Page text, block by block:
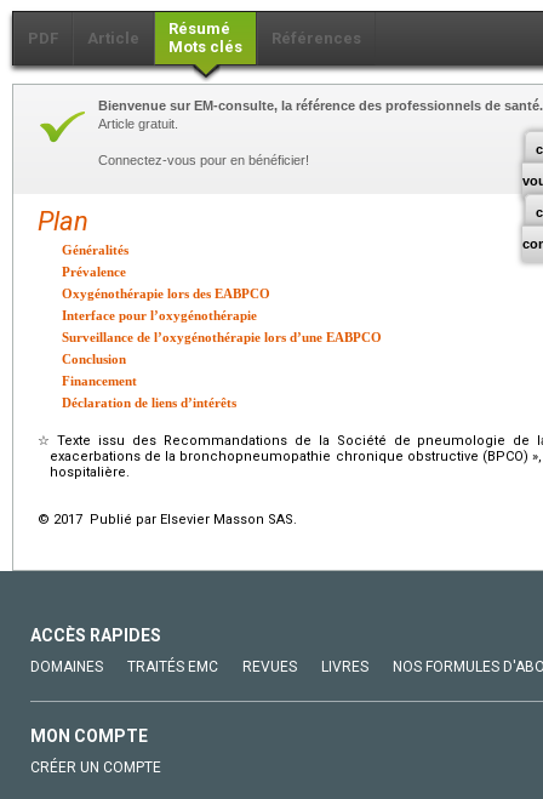
PDF Article
Résumé
Mots clés
Références
Bienvenue sur EM-consulte, la référence des professionnels de santé.
Article gratuit.
Connectez-vous pour en bénéficier!
Plan
Généralités
Prévalence
Oxygénothérapie lors des EABPCO
Interface pour l’oxygénothérapie
Surveillance de l’oxygénothérapie lors d’une EABPCO
Conclusion
Financement
Déclaration de liens d’intérêts
☆ Texte issu des Recommandations de la Société de pneumologie de
exacerbations de la bronchopneumopathie chronique obstructive (BPCO)
hospitalière.
© 2017 Publié par Elsevier Masson SAS.
ACCÈS RAPIDES
DOMAINES TRAITÉS EMC REVUES LIVRES NOS FORMULES
MON COMPTE
CRÉER UN COMPTE